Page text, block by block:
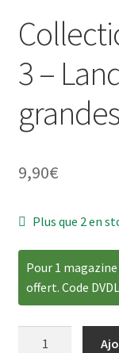
3 –
9,90€
Plus que 2 en
Pour 1
offert. Code